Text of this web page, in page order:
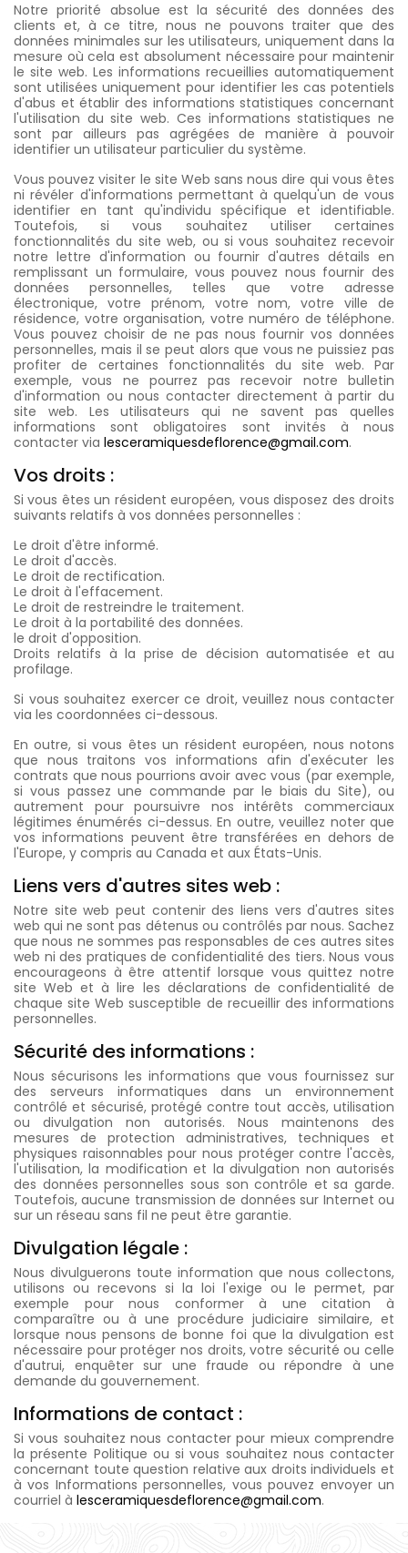
Notre priorité absolue est la sécurité des données des
clients et, à ce titre, nous ne pouvons traiter que des
données minimales sur les utilisateurs, uniquement dans la
mesure où cela est absolument nécessaire pour maintenir
le site web. Les informations recueillies automatiquement
sont utilisées uniquement pour identifier les cas potentiels
d'abus et établir des informations statistiques concernant
l'utilisation du site web. Ces informations statistiques ne
sont par ailleurs pas agrégées de manière à pouvoir
identifier un utilisateur particulier du système.
Vous pouvez visiter le site Web sans nous dire qui vous êtes
ni révéler d'informations permettant à quelqu'un de vous
identifier en tant qu'individu spécifique et identifiable.
Toutefois, si vous souhaitez utiliser certaines
fonctionnalités du site web, ou si vous souhaitez recevoir
notre lettre d'information ou fournir d'autres détails en
remplissant un formulaire, vous pouvez nous fournir des
données personnelles, telles que votre adresse
électronique, votre prénom, votre nom, votre ville de
résidence, votre organisation, votre numéro de téléphone.
Vous pouvez choisir de ne pas nous fournir vos données
personnelles, mais il se peut alors que vous ne puissiez pas
profiter de certaines fonctionnalités du site web. Par
exemple, vous ne pourrez pas recevoir notre bulletin
d'information ou nous contacter directement à partir du
site web. Les utilisateurs qui ne savent pas quelles
informations sont obligatoires sont invités à nous
contacter via lesceramiquesdeflorence@gmail.com.
Vos droits :
Si vous êtes un résident européen, vous disposez des droits
suivants relatifs à vos données personnelles :
Le droit d'être informé.
Le droit d'accès.
Le droit de rectification.
Le droit à l'effacement.
Le droit de restreindre le traitement.
Le droit à la portabilité des données.
le droit d'opposition.
Droits relatifs à la prise de décision automatisée et au
profilage.
Si vous souhaitez exercer ce droit, veuillez nous contacter
via les coordonnées ci-dessous.
En outre, si vous êtes un résident européen, nous notons
que nous traitons vos informations afin d'exécuter les
contrats que nous pourrions avoir avec vous (par exemple,
si vous passez une commande par le biais du Site), ou
autrement pour poursuivre nos intérêts commerciaux
légitimes énumérés ci-dessus. En outre, veuillez noter que
vos informations peuvent être transférées en dehors de
l'Europe, y compris au Canada et aux États-Unis.
Liens vers d'autres sites web :
Notre site web peut contenir des liens vers d'autres sites
web qui ne sont pas détenus ou contrôlés par nous. Sachez
que nous ne sommes pas responsables de ces autres sites
web ni des pratiques de confidentialité des tiers. Nous vous
encourageons à être attentif lorsque vous quittez notre
site Web et à lire les déclarations de confidentialité de
chaque site Web susceptible de recueillir des informations
personnelles.
Sécurité des informations :
Nous sécurisons les informations que vous fournissez sur
des serveurs informatiques dans un environnement
contrôlé et sécurisé, protégé contre tout accès, utilisation
ou divulgation non autorisés. Nous maintenons des
mesures de protection administratives, techniques et
physiques raisonnables pour nous protéger contre l'accès,
l'utilisation, la modification et la divulgation non autorisés
des données personnelles sous son contrôle et sa garde.
Toutefois, aucune transmission de données sur Internet ou
sur un réseau sans fil ne peut être garantie.
Divulgation légale :
Nous divulguerons toute information que nous collectons,
utilisons ou recevons si la loi l'exige ou le permet, par
exemple pour nous conformer à une citation à
comparaître ou à une procédure judiciaire similaire, et
lorsque nous pensons de bonne foi que la divulgation est
nécessaire pour protéger nos droits, votre sécurité ou celle
d'autrui, enquêter sur une fraude ou répondre à une
demande du gouvernement.
Informations de contact :
Si vous souhaitez nous contacter pour mieux comprendre
la présente Politique ou si vous souhaitez nous contacter
concernant toute question relative aux droits individuels et
à vos Informations personnelles, vous pouvez envoyer un
courriel à lesceramiquesdeflorence@gmail.com.